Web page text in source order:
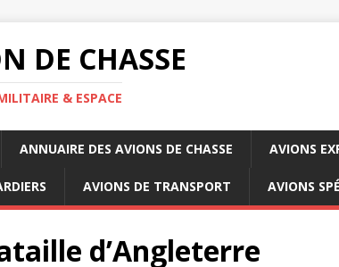
DE CHASSE
& ESPACE
ANNUAIRE DES AVIONS DE CHASSE AVIONS
AVIONS DE TRANSPORT AVIONS
d’Angleterre